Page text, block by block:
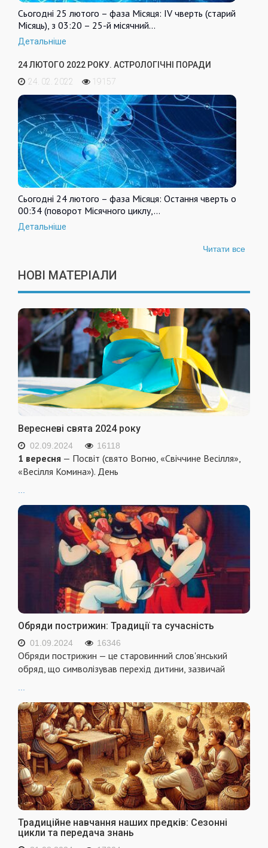
Сьогодні 25 лютого – фаза Місяця: IV чверть (старий
Місяць), з 03:20 – 25-й місячний…
Детальніше
24 ЛЮТОГО 2022 РОКУ. АСТРОЛОГІЧНІ ПОРАДИ
24. 02. 2022
19157
Сьогодні 24 лютого – фаза Місяця: Остання чверть о
00:34 (поворот Місячного циклу,…
Детальніше
Читати все
НОВІ МАТЕРІАЛИ
Вересневі свята 2024 року
02.09.2024 16118
1 вересня — Посвіт (свято Вогню, «Свіччине Весілля»,
«Весілля Комина»). День
...
Обряди пострижин: Традиції та сучасність
01.09.2024 16346
Обряди пострижин — це старовинний слов'янський
обряд, що символізував перехід дитини, зазвичай
Традиційне навчання наших предків: Сезонні
цикли та передача знань